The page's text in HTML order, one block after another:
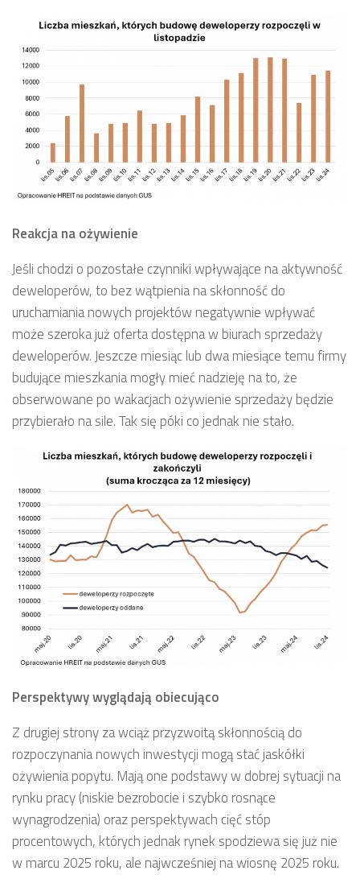
Reakcja na ożywienie
Jeśli chodzi o pozostałe czynniki wpływające na aktywność
deweloperów, to bez wątpienia na skłonność do
uruchamiania nowych projektów negatywnie wpływać
może szeroka już oferta dostępna w biurach sprzedaży
deweloperów. Jeszcze miesiąc lub dwa miesiące temu firmy
budujące mieszkania mogły mieć nadzieję na to, że
obserwowane po wakacjach ożywienie sprzedaży będzie
przybierało na sile. Tak się póki co jednak nie stało.
Perspektywy wyglądają obiecująco
Z drugiej strony za wciąż przyzwoitą skłonnością do
rozpoczynania nowych inwestycji mogą stać jaskółki
ożywienia popytu. Mają one podstawy w dobrej sytuacji na
rynku pracy (niskie bezrobocie i szybko rosnące
wynagrodzenia) oraz perspektywach cięć stóp
procentowych, których jednak rynek spodziewa się już nie
w marcu 2025 roku, ale najwcześniej na wiosnę 2025 roku.